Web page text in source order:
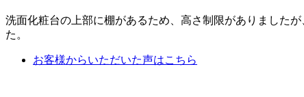
洗面化粧台の上部に棚があるため、高さ制限がありました
た。
お客様からいただいた声はこちら